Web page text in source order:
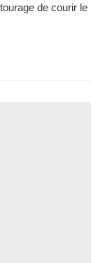
de courir le